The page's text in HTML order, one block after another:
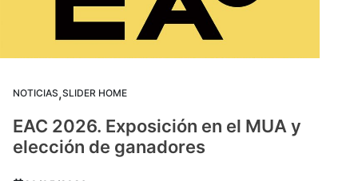
NOTICIAS,SLIDER HOME
EAC 2026. Exposición en el MUA y
elección de ganadores